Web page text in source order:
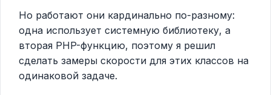
Но работают они кардинально по-разному:
одна использует системную библиотеку, а
вторая PHP-функцию, поэтому я решил
сделать замеры скорости для этих классов на
одинаковой задаче.